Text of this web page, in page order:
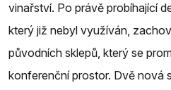
vinařství. Po právě probíhající
který již nebyl využíván,
původních sklepů, který se
konferenční prostor. Dvě nová